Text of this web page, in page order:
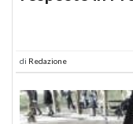
di Redazione